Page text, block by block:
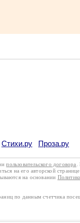
Стихи.ру Проза.ру
пользовательского договора
на его авторской
на основании
по данным счетчика